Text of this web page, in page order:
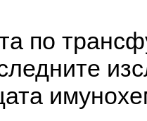
по